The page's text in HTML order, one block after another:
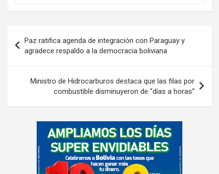
de
entradas
Paz ratifica agenda de integración con Paraguay y
agradece respaldo a la democracia boliviana
Ministro de Hidrocarburos destaca que las filas por
combustible disminuyeron de “días a horas”